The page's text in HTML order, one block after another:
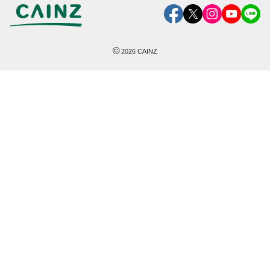
©2026 CAINZ